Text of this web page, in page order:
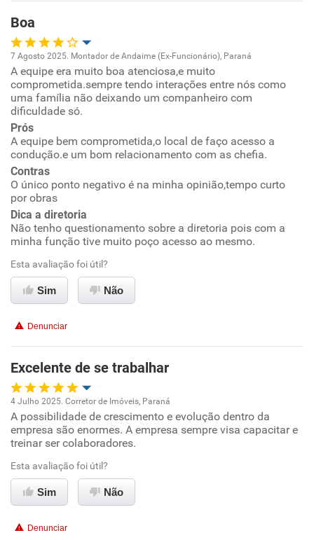
Boa
Oportunidade de promoção
Ambiente de trabalho
Conciliação com a vida familiar
Benefícios
Recomenda esta empresa
Recomenda a diretoria
7 Agosto 2025. Montador de Andaime (Ex-Funcionário), Paraná
A equipe era muito boa atenciosa,e muito
comprometida.sempre tendo interações entre nós como
uma família não deixando um companheiro com
dificuldade só.
Prós
A equipe bem comprometida,o local de faço acesso a
condução.e um bom relacionamento com as chefia.
Contras
O único ponto negativo é na minha opinião,tempo curto
por obras
Dica a diretoria
Não tenho questionamento sobre a diretoria pois com a
minha função tive muito poço acesso ao mesmo.
Esta avaliação foi útil?
Sim Não
Denunciar
Excelente de se trabalhar
Oportunidade de promoção
Conciliação com a vida familiar
4 Julho 2025. Corretor de Imóveis, Paraná
A possibilidade de crescimento e evolução dentro da
empresa são enormes. A empresa sempre visa capacitar e
treinar ser colaboradores.
Esta avaliação foi útil?
Sim Não
Denunciar